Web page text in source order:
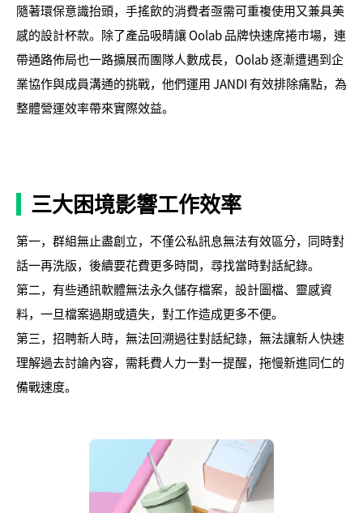
隨著環保意識抬頭，手搖飲的消費者亟需可重複使用又兼具美
感的設計杯款。除了產品吸睛讓 Oolab 品牌快速席捲市場，連
帶通路佈局也一路擴展而團隊人數成長，Oolab 逐漸遭遇到企
業協作與成員溝通的挑戰，他們運用 JANDI 有效排除痛點，為
整體營運效率帶來實際效益。
三大困境影響工作效率
第一，群組無止盡創立，不僅公私訊息無法有效區分，同時對
話一再洗版，後續要花費更多時間，尋找當時對話紀錄。
第二，有些通訊軟體無法永久儲存檔案，設計圖檔、靈感資
料，一旦檔案過期或遺失，對工作造成更多不便。
第三，招聘新人時，無法回溯過往對話紀錄，無法讓新人快速
理解過去討論內容，需耗費人力一對一提醒，拖慢新進同仁的
備戰速度。